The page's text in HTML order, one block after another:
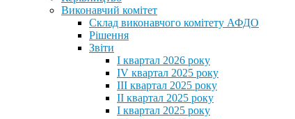
Виконавчий комітет
Склад виконавчого комітету АФДО
Рішення
Звіти
I квартал 2026 року
IV квартал 2025 року
III квартал 2025 року
II квартал 2025 року
I квартал 2025 року